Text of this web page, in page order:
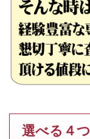
選べる４